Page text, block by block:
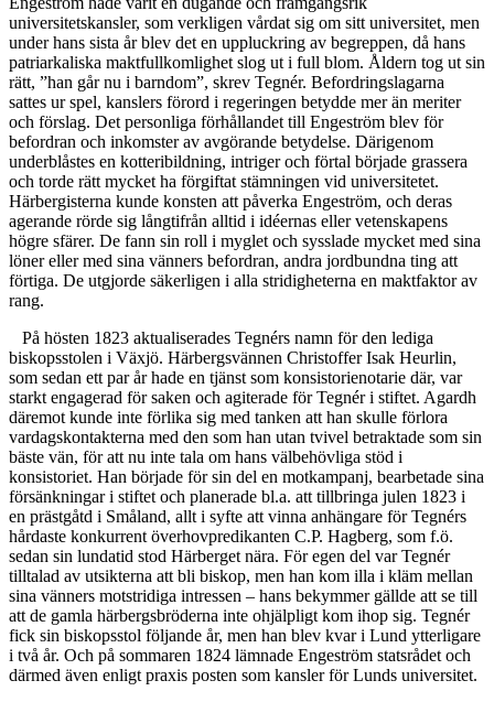
universitetskansler, som verkligen vårdat sig om sitt universitet, men
under hans sista år blev det en uppluckring av begreppen, då hans
patriarkaliska maktfullkomlighet slog ut i full blom. Åldern tog ut sin
rätt, ”han går nu i barndom”, skrev Tegnér. Befordringslagarna
sattes ur spel, kanslers förord i regeringen betydde mer än meriter
och förslag. Det personliga förhållandet till Engeström blev för
befordran och inkomster av avgörande betydelse. Därigenom
underblåstes en kotteribildning, intriger och förtal började grassera
och torde rätt mycket ha förgiftat stämningen vid universitetet.
Härbergisterna kunde konsten att påverka Engeström, och deras
agerande rörde sig långtifrån alltid i idéernas eller vetenskapens
högre sfärer. De fann sin roll i myglet och sysslade mycket med sina
löner eller med sina vänners befordran, andra jordbundna ting att
förtiga. De utgjorde säkerligen i alla stridigheterna en maktfaktor av
rang.
På hösten 1823 aktualiserades Tegnérs namn för den lediga
biskopsstolen i Växjö. Härbergsvännen Christoffer Isak Heurlin,
som sedan ett par år hade en tjänst som konsistorienotarie där, var
starkt engagerad för saken och agiterade för Tegnér i stiftet. Agardh
däremot kunde inte förlika sig med tanken att han skulle förlora
vardagskontakterna med den som han utan tvivel betraktade som sin
bäste vän, för att nu inte tala om hans välbehövliga stöd i
konsistoriet. Han började för sin del en motkampanj, bearbetade sina
försänkningar i stiftet och planerade bl.a. att tillbringa julen 1823 i
en prästgåtd i Småland, allt i syfte att vinna anhängare för Tegnérs
hårdaste konkurrent överhovpredikanten C.P. Hagberg, som f.ö.
sedan sin lundatid stod Härberget nära. För egen del var Tegnér
tilltalad av utsikterna att bli biskop, men han kom illa i kläm mellan
sina vänners motstridiga intressen – hans bekymmer gällde att se till
att de gamla härbergsbröderna inte ohjälpligt kom ihop sig. Tegnér
fick sin biskopsstol följande år, men han blev kvar i Lund ytterligare
i två år. Och på sommaren 1824 lämnade Engeström statsrådet och
därmed även enligt praxis posten som kansler för Lunds universitet.